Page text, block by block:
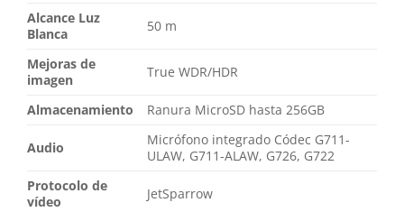
Alcance Luz
Blanca
50 m
Mejoras de
imagen
True WDR/HDR
Almacenamiento Ranura MicroSD hasta 256GB
Audio
Micrófono integrado Códec G711-
ULAW, G711-ALAW, G726, G722
Protocolo de
vídeo
JetSparrow